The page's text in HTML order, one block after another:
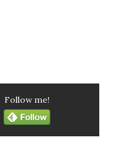
Follow me!